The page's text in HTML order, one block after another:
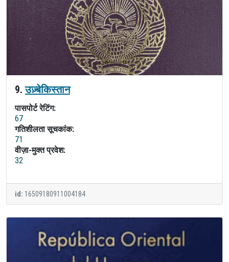
9.उज़्बेकिस्तान
पासपोर्ट रेटिंग:
67
गतिशीलता सूचकांक:
71
वीज़ा-मुक्त प्रवेश:
32
id: 16509180911004184